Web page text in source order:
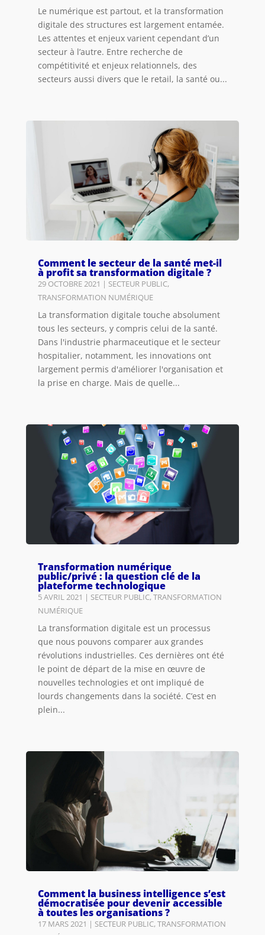
Le numérique est partout, et la transformation
digitale des structures est largement entamée.
Les attentes et enjeux varient cependant d’un
secteur à l’autre. Entre recherche de
compétitivité et enjeux relationnels, des
secteurs aussi divers que le retail, la santé ou...
Comment le secteur de la santé met-il
à profit sa transformation digitale ?
29 OCTOBRE 2021 | SECTEUR PUBLIC,
TRANSFORMATION NUMÉRIQUE
La transformation digitale touche absolument
tous les secteurs, y compris celui de la santé.
Dans l'industrie pharmaceutique et le secteur
hospitalier, notamment, les innovations ont
largement permis d'améliorer l'organisation et
la prise en charge. Mais de quelle...
Transformation numérique
public/privé : la question clé de la
plateforme technologique
5 AVRIL 2021 | SECTEUR PUBLIC,TRANSFORMATION
NUMÉRIQUE
La transformation digitale est un processus
que nous pouvons comparer aux grandes
révolutions industrielles. Ces dernières ont été
le point de départ de la mise en œuvre de
nouvelles technologies et ont impliqué de
lourds changements dans la société. C’est en
plein...
Comment la business intelligence s’est
démocratisée pour devenir accessible
à toutes les organisations ?
17 MARS 2021 | SECTEUR PUBLIC,TRANSFORMATION